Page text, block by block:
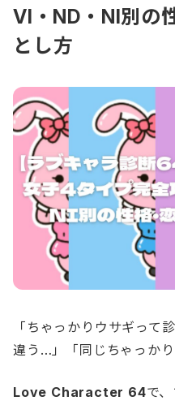
VI・ND・NI別の
とし方
「ちゃっかりウサギって
違う…」「同じちゃっかり
Love Character 64で